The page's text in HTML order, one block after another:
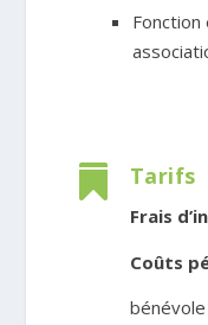
Fonction
 Tarifs
Frais
Coûts